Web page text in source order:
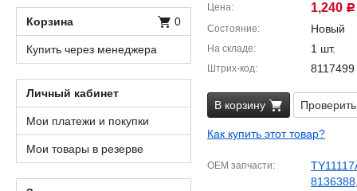
Цена 1,240 Р
Состояние Новый
На складе 1 шт.
Штрих-код 8117499
В корзину
Как купить этот товар?
OEM запчасти
8136388
Корзина 0
Купить через менеджера
Личный кабинет
Мои платежи и покупки
Мои товары в резерве